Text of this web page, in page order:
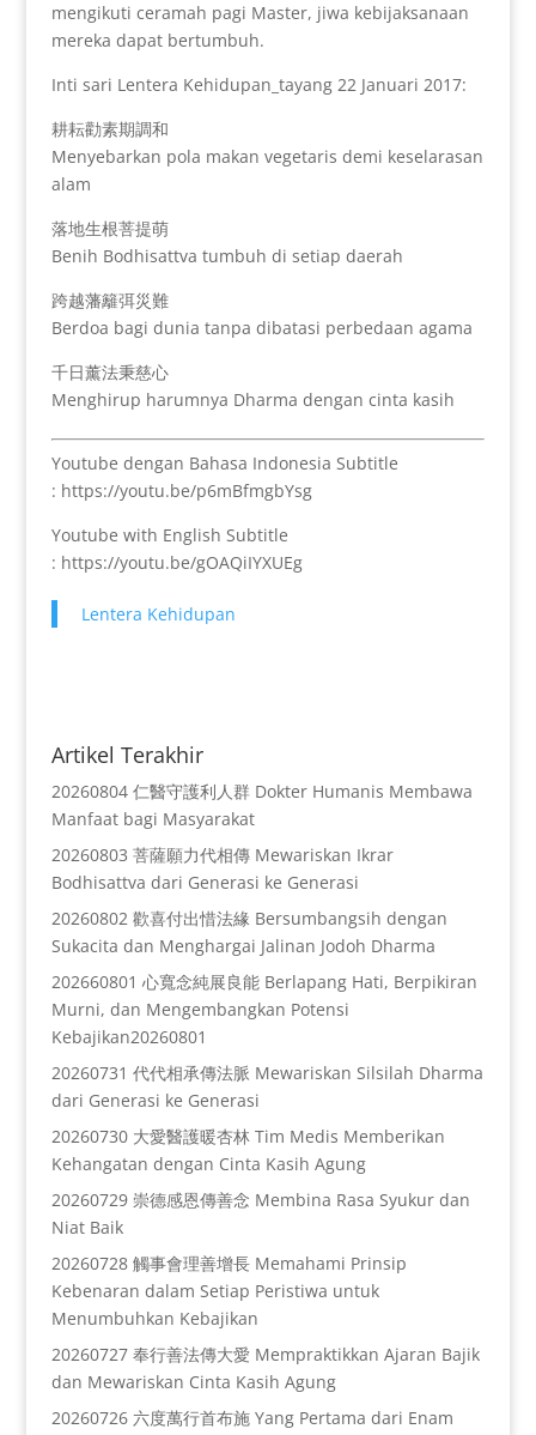
mengikuti ceramah pagi Master, jiwa kebijaksanaan
mereka dapat bertumbuh.
Inti sari Lentera Kehidupan_tayang 22 Januari 2017:
耕耘勸素期調和
Menyebarkan pola makan vegetaris demi keselarasan
alam
落地生根菩提萌
Benih Bodhisattva tumbuh di setiap daerah
跨越藩籬弭災難
Berdoa bagi dunia tanpa dibatasi perbedaan agama
千日薰法秉慈心
Menghirup harumnya Dharma dengan cinta kasih
Youtube dengan Bahasa Indonesia Subtitle
: https://youtu.be/p6mBfmgbYsg
Youtube with English Subtitle
: https://youtu.be/gOAQiIYXUEg
Lentera Kehidupan
Artikel Terakhir
20260804 仁醫守護利人群 Dokter Humanis Membawa
Manfaat bagi Masyarakat
20260803 菩薩願力代相傳 Mewariskan Ikrar
Bodhisattva dari Generasi ke Generasi
20260802 歡喜付出惜法緣 Bersumbangsih dengan
Sukacita dan Menghargai Jalinan Jodoh Dharma
202660801 心寬念純展良能 Berlapang Hati, Berpikiran
Murni, dan Mengembangkan Potensi
Kebajikan20260801
20260731 代代相承傳法脈 Mewariskan Silsilah Dharma
dari Generasi ke Generasi
20260730 大愛醫護暖杏林 Tim Medis Memberikan
Kehangatan dengan Cinta Kasih Agung
20260729 崇德感恩傳善念 Membina Rasa Syukur dan
Niat Baik
20260728 觸事會理善增長 Memahami Prinsip
Kebenaran dalam Setiap Peristiwa untuk
Menumbuhkan Kebajikan
20260727 奉行善法傳大愛 Mempraktikkan Ajaran Bajik
dan Mewariskan Cinta Kasih Agung
20260726 六度萬行首布施 Yang Pertama dari Enam